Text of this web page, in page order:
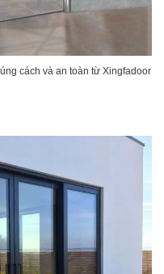
cách và an toàn từ Xingfadoor